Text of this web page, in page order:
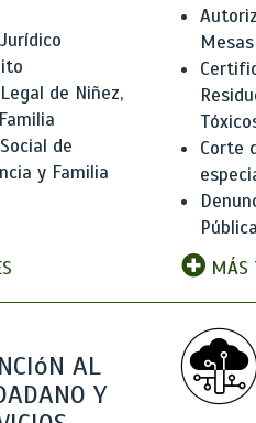
de Niñez,
de
y Familia
Corte
Pública
MÁS
AL
Y